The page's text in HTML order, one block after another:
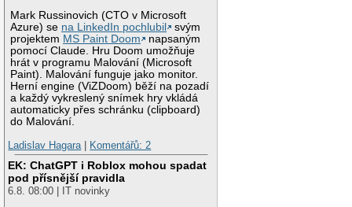
Mark Russinovich (CTO v Microsoft
Azure) se na LinkedIn pochlubil
svým
projektem MS Paint Doom
napsaným
pomocí Claude. Hru Doom umožňuje
hrát v programu Malování (Microsoft
Paint). Malování funguje jako monitor.
Herní engine (ViZDoom) běží na pozadí
a každý vykreslený snímek hry vkládá
automaticky přes schránku (clipboard)
do Malování.
Ladislav Hagara
Komentářů: 2
EK: ChatGPT i Roblox mohou spadat
pod přísnější pravidla
6.8. 08:00 | IT novinky